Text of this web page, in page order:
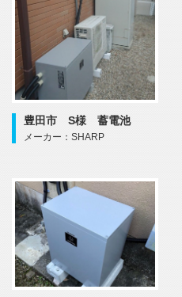
豊田市 S様 蓄電池
メーカー：SHARP